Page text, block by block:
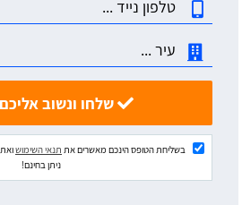
בשליחת הטופס הינכם מאשרים את תנאי השימושואת
ניתן בחינם!